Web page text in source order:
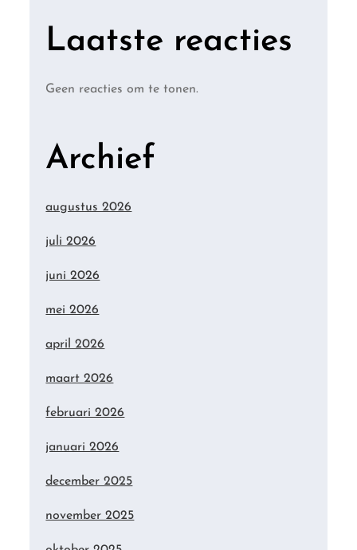
Laatste reacties
Geen reacties om te tonen.
Archief
augustus 2026
juli 2026
juni 2026
mei 2026
april 2026
maart 2026
februari 2026
januari 2026
december 2025
november 2025